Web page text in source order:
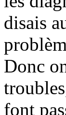
disais
Donc
font